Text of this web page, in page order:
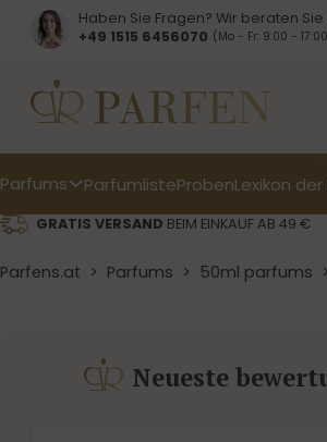
Haben Sie Fragen? Wir beraten
+49 1515 6456070 (Mo - Fr: 9:00 -
Parfums ParfumlisteProbenLexikon
GRATIS VERSAND BEIM EINKAUF AB 49 €
Parfens.at > Parfums > 50ml parfums >
Neueste